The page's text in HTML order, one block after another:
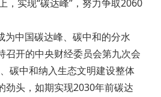
，实现“碳达峰”，努力争取2060
中国碳达峰、碳中和的分水
召开的中央财经委员会第九次会
碳中和纳入生态文明建设整体
劲头，如期实现2030年前碳达